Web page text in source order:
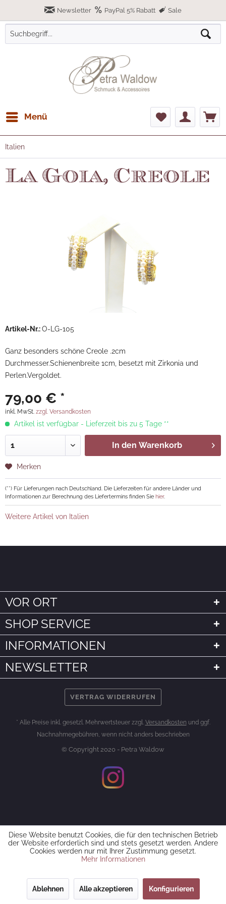
Newsletter PayPal 5% Rabatt Sale
Menü
Italien
La Goia, Creole
Artikel-Nr.:O-LG-105
Ganz besonders schöne Creole .2cm
Durchmesser.Schienenbreite 1cm, besetzt mit Zirkonia und
Perlen.Vergoldet.
79,00 € *
inkl. MwSt. zzgl. Versandkosten
Artikel ist verfügbar - Lieferzeit bis zu 5 Tage **
In den Warenkorb
Merken
(**) Für Lieferungen nach Deutschland. Die Lieferzeiten für andere Länder und
Informationen zur Berechnung des Liefertermins finden Sie hier.
Weitere Artikel von Italien
VOR ORT
SHOP SERVICE
INFORMATIONEN
NEWSLETTER
VERTRAG WIDERRUFEN
* Alle Preise inkl. gesetzl. Mehrwertsteuer zzgl. Versandkosten und ggf.
Nachnahmegebühren, wenn nicht anders beschrieben
© Copyright 2020 - Petra Waldow
Diese Website benutzt Cookies, die für den technischen Betrieb
der Website erforderlich sind und stets gesetzt werden. Andere
Cookies werden nur mit Ihrer Zustimmung gesetzt.
Mehr Informationen
Ablehnen Alle akzeptieren Konfigurieren